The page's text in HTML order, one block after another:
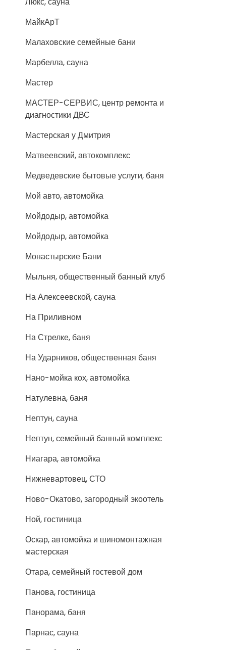
МайкАрТ
Малаховские семейные бани
Марбелла, сауна
Мастер
МАСТЕР-СЕРВИС, центр ремонта и
диагностики ДВС
Мастерская у Дмитрия
Матвеевский, автокомплекс
Медведевские бытовые услуги, баня
Мой авто, автомойка
Мойдодыр, автомойка
Мойдодыр, автомойка
Монастырские Бани
Мыльня, общественный банный клуб
На Алексеевской, сауна
На Приливном
На Стрелке, баня
На Ударников, общественная баня
Нано-мойка кох, автомойка
Натулевна, баня
Нептун, сауна
Нептун, семейный банный комплекс
Ниагара, автомойка
Нижневартовец, СТО
Ново-Окатово, загородный экоотель
Ной, гостиница
Оскар, автомойка и шиномонтажная
мастерская
Отара, семейный гостевой дом
Панова, гостиница
Панорама, баня
Парнас, сауна